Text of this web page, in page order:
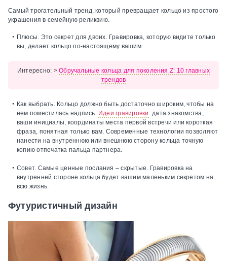
Самый трогательный тренд, который превращает кольцо из простого
украшения в семейную реликвию.
Плюсы. Это секрет для двоих. Гравировка, которую видите только
вы, делает кольцо по-настоящему вашим.
Интересно: >Обручальные кольца для поколения Z: 10 главных
трендов
Как выбрать. Кольцо должно быть достаточно широким, чтобы на
нем поместилась надпись. Идеи гравировки : дата знакомства,
ваши инициалы, координаты места первой встречи или короткая
фраза, понятная только вам. Современные технологии позволяют
нанести на внутреннюю или внешнюю сторону кольца точную
копию отпечатка пальца партнера.
Совет. Самые ценные послания – скрытые. Гравировка на
внутренней стороне кольца будет вашим маленьким секретом на
всю жизнь.
Футуристичный дизайн